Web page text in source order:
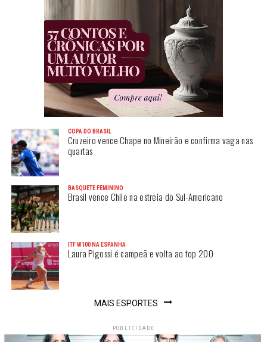
COPA DO BRASIL
Cruzeiro vence Chape no Mineirão e confirma vaga nas
quartas
BASQUETE FEMININO
Brasil vence Chile na estreia do Sul-Americano
ITF W100 NA ESPANHA
Laura Pigossi é campeã e volta ao top 200
MAIS ESPORTES
PUBLICIDADE